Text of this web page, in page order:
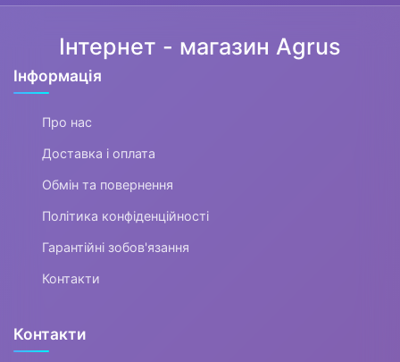
Інтернет - магазин Agrus
Інформація
Про нас
Доставка і оплата
Обмін та повернення
Політика конфіденційності
Гарантійні зобов'язання
Контакти
Контакти